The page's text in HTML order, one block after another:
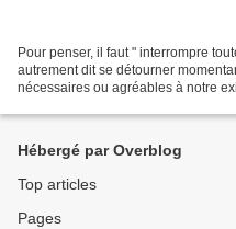
Pour penser, il faut " interrompre
autrement dit se détourner
nécessaires ou agréables à notre
Hébergé par Overblog
Top articles
Pages